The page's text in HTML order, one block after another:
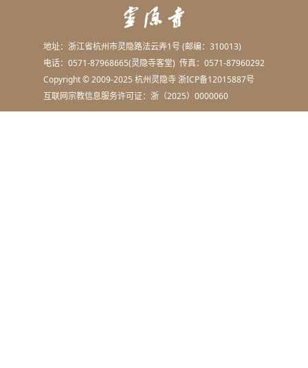
地址：浙江省杭州市灵隐路法云弄1号 (邮编：310013)
电话：0571-87968665(灵隐寺客堂) 传真：0571-87960292
Copyright © 2009-2025 杭州灵隐寺浙ICP备12015887号
互联网宗教信息服务许可证：浙（2025）0000060